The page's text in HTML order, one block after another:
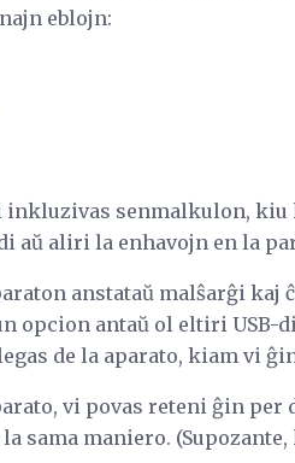
eblojn:
inkluzivas senmalkulon, kiu
aŭ aliri la enhavojn en la
anstataŭ malŝarĝi kaj
opcion antaŭ ol eltiri USB-
de la aparato, kiam vi
vi povas reteni ĝin
sama maniero.